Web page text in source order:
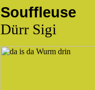
Dürr Sigi